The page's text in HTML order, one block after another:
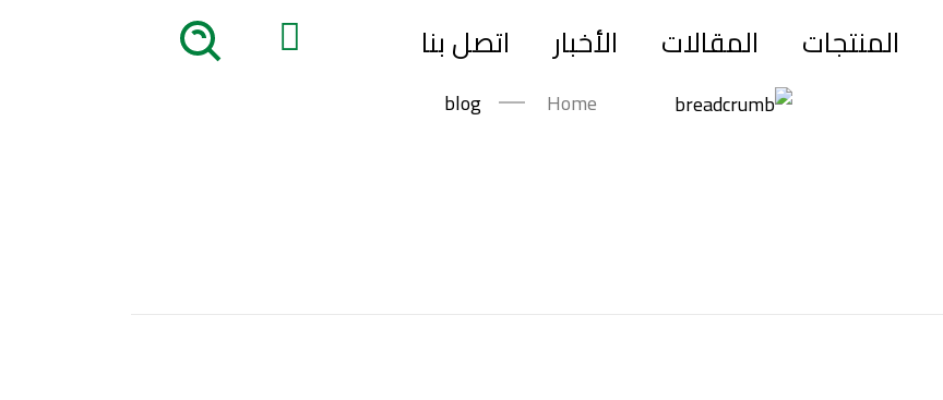
المنتجات المقالات الأخبار اتصل بنا
Home
blog